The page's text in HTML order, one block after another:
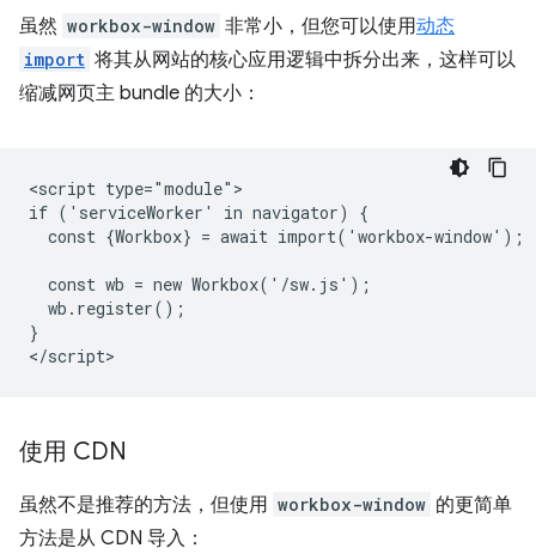
虽然 workbox-window 非常小，但您可以使用动态
import 将其从网站的核心应用逻辑中拆分出来，这样可以
缩减网页主 bundle 的大小：
<script type="module">
if ('serviceWorker' in navigator) {
  const {Workbox} = await import('workbox-window');
  const wb = new Workbox('/sw.js');
  wb.register();
}
使用 CDN
虽然不是推荐的方法，但使用 workbox-window 的更简单
方法是从 CDN 导入：